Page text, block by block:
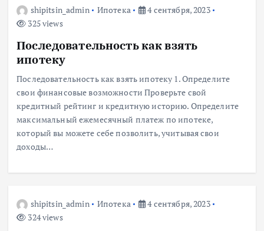
shipitsin_admin Ипотека
4 сентября, 2023
325 views
Последовательность как взять
ипотеку
Последовательность как взять ипотеку 1. Определите
свои финансовые возможности Проверьте свой
кредитный рейтинг и кредитную историю. Определите
максимальный ежемесячный платеж по ипотеке,
который вы можете себе позволить, учитывая свои
доходы…
shipitsin_admin Ипотека
4 сентября, 2023
324 views